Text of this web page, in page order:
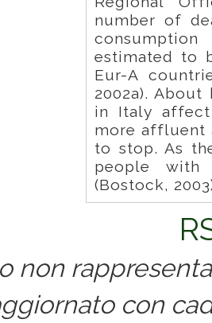
number of
estimated to
Eur-A
2002a).
in Italy
more affluent
to stop. As
people with
(Bostock,
non
con